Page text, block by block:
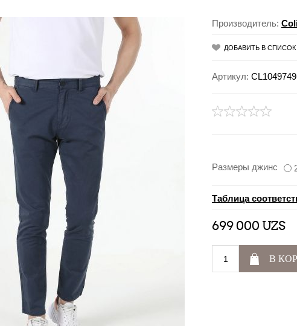
Производитель:
ДОБАВИТЬ В
Артикул:
Размеры джинс
Таблица
699 000 UZS
В